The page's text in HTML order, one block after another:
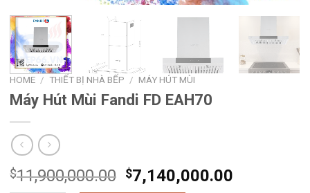
HOME / THIẾT BỊ NHÀ BẾP / MÁY HÚT MÙI
Máy Hút Mùi Fandi FD EAH70
$11,900,000.00 $7,140,000.00